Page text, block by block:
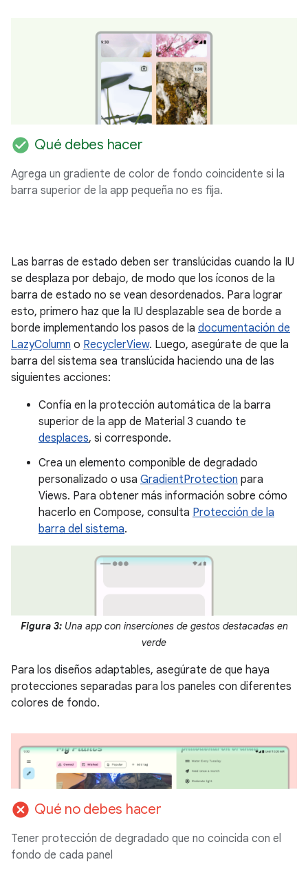
check_circle Qué debes hacer
Agrega un gradiente de color de fondo coincidente si la
barra superior de la app pequeña no es fija.
Las barras de estado deben ser translúcidas cuando la IU
se desplaza por debajo, de modo que los íconos de la
barra de estado no se vean desordenados. Para lograr
esto, primero haz que la IU desplazable sea de borde a
borde implementando los pasos de la documentación de
LazyColumn o RecyclerView. Luego, asegúrate de que la
barra del sistema sea translúcida haciendo una de las
siguientes acciones:
Confía en la protección automática de la barra
superior de la app de Material 3 cuando te
desplaces, si corresponde.
Crea un elemento componible de degradado
personalizado o usa GradientProtection para
Views. Para obtener más información sobre cómo
hacerlo en Compose, consulta Protección de la
barra del sistema.
Figura 3:Una app con inserciones de gestos destacadas en
verde
Para los diseños adaptables, asegúrate de que haya
protecciones separadas para los paneles con diferentes
colores de fondo.
cancel Qué no debes hacer
Tener protección de degradado que no coincida con el
fondo de cada panel